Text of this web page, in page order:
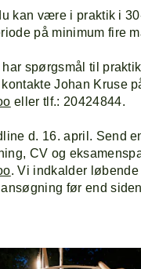
kan være i praktik i
på minimum fire
spørgsmål til
Johan Kruse
eller tlf.: 20424844.
d. 16. april. Send
CV og
. Vi indkalder
før end